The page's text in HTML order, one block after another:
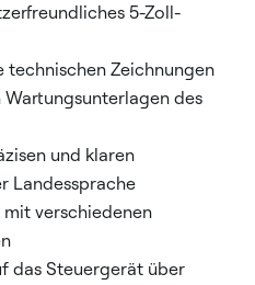
5-Zoll-
Zeichnungen
des
und klaren
Landessprache
verschiedenen
das Steuergerät über